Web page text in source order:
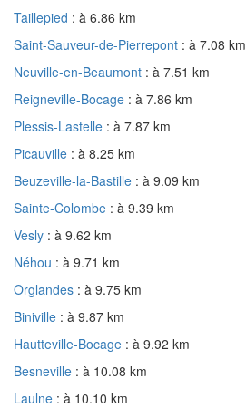
Taillepied : à 6.86 km
Saint-Sauveur-de-Pierrepont : à 7.08 km
Neuville-en-Beaumont : à 7.51 km
Reigneville-Bocage : à 7.86 km
Plessis-Lastelle : à 7.87 km
Picauville : à 8.25 km
Beuzeville-la-Bastille : à 9.09 km
Sainte-Colombe : à 9.39 km
Vesly : à 9.62 km
Néhou : à 9.71 km
Orglandes : à 9.75 km
Biniville : à 9.87 km
Hautteville-Bocage : à 9.92 km
Besneville : à 10.08 km
Laulne : à 10.10 km